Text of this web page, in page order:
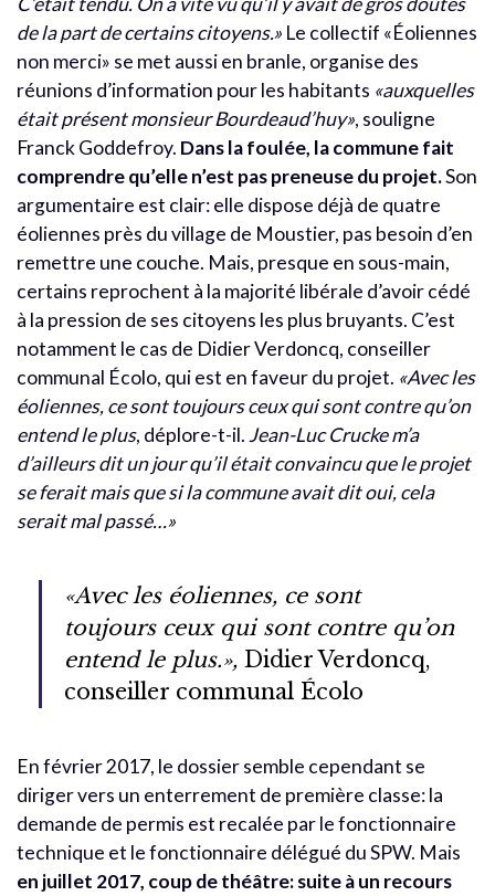
de la part de certains citoyens.» Le collectif «Éoliennes
non merci» se met aussi en branle, organise des
réunions d’information pour les habitants «auxquelles
était présent monsieur Bourdeaud’huy», souligne
Franck Goddefroy. Dans la foulée, la commune fait
comprendre qu’elle n’est pas preneuse du projet.Son
argumentaire est clair: elle dispose déjà de quatre
éoliennes près du village de Moustier, pas besoin d’en
remettre une couche. Mais, presque en sous-main,
certains reprochent à la majorité libérale d’avoir cédé
à la pression de ses citoyens les plus bruyants. C’est
notamment le cas de Didier Verdoncq, conseiller
communal Écolo, qui est en faveur du projet. «Avec les
éoliennes, ce sont toujours ceux qui sont contre qu’on
entend le plus, déplore-t-il. Jean-Luc Crucke m’a
d’ailleurs dit un jour qu’il était convaincu que le projet
se ferait mais que si la commune avait dit oui, cela
serait mal passé…»
«Avec les éoliennes, ce sont
toujours ceux qui sont contre qu’on
entend le plus.», Didier Verdoncq,
conseiller communal Écolo
En février 2017, le dossier semble cependant se
diriger vers un enterrement de première classe: la
demande de permis est recalée par le fonctionnaire
technique et le fonctionnaire délégué du SPW. Mais
en juillet 2017, coup de théâtre: suite à un recours